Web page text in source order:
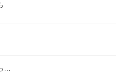
…
…